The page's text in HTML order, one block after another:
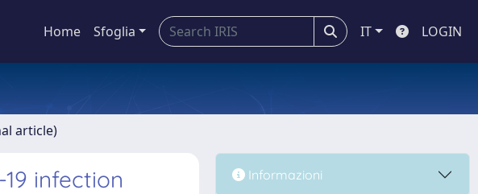
Home Sfoglia IT LOGIN
article)
infection Informazioni